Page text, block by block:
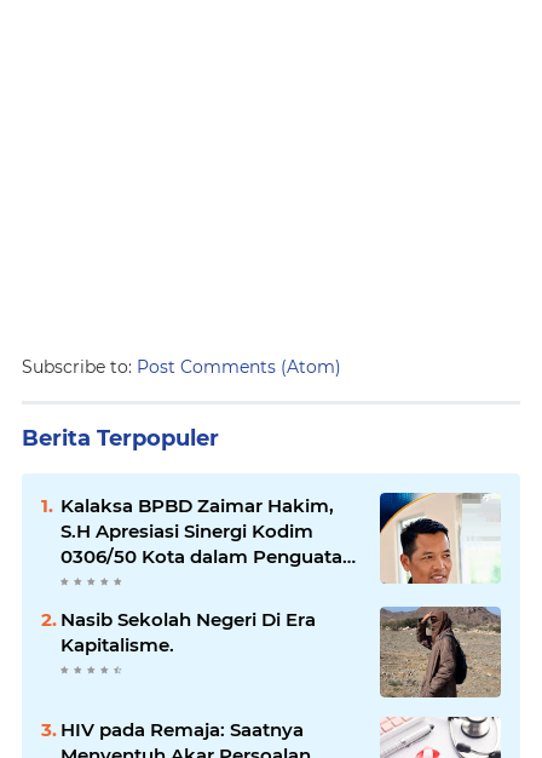
Subscribe to: Post Comments (Atom)
Berita Terpopuler
Kalaksa BPBD Zaimar Hakim,
S.H Apresiasi Sinergi Kodim
0306/50 Kota dalam Penguatan
Mitigasi dan Penanganan
Nasib Sekolah Negeri Di Era
Kapitalisme.
HIV pada Remaja: Saatnya